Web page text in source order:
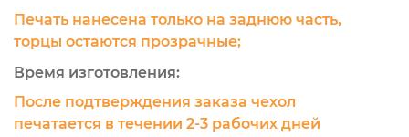
Печать нанесена только на заднюю часть,
торцы остаются прозрачные;
Время изготовления:
После подтверждения заказа чехол
печатается в течении 2-3 рабочих дней